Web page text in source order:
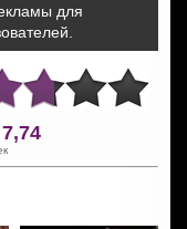
для
7,74